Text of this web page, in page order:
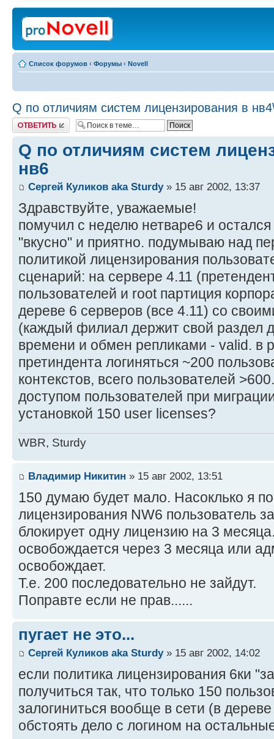
Список форумов ‹ Форумы ‹ Novell
Q по отличиям систем лицензирования в
Ответить
Q по отличиям систем
нв6
Сергей Куликов aka Sturdy» 15 авг 2002, 13:37
Здравствуйте, уважаемые!
помучил с неделю нетваре6 и
"вкусно" и приятно. подумываю над
политикой лицензирования
сценарий: на сервере 4.11
пользователей и root партиция
дереве 6 серверов (все 4.11) со
(каждый филиал держит свой раздел
времени и обмен репликами - valid. в
претиндента логиняться ~200
контекстов, всего пользователей
доступом пользователей при
установкой 150 user licenses?
WBR, Sturdy
Владимир Никитин » 15 авг 2002, 13:51
150 думаю будет мало. Насоклько я
лицензирования NW6 пользователь
блокирует одну лицензию на 3
освобождается через 3 месяца или
освобождает.
Т.е. 200 последовательно не зайдут.
Поправте если не прав......
пугает не это...
Сергей Куликов aka Sturdy» 15 авг 2002, 14:02
если политика лицензирования 6ки
получиться так, что только 150
залогиниться вообще в сети (в
обстоять дело с логином на